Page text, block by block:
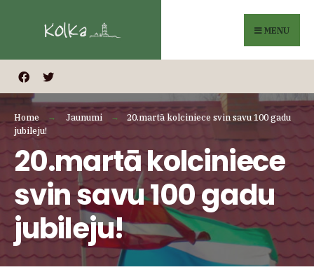
MENU
Home Jaunumi
20.martā kolciniece svin savu 100 gadu
jubileju!
20.martā kolciniece
svin savu 100 gadu
jubileju!
for: